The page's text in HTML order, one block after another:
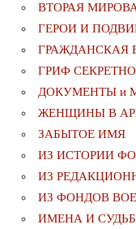
ВТОРАЯ
ГЕРОИ И
ГРАЖДАНСКАЯ
ГРИФ
ДОКУМЕНТЫ и
ЖЕНЩИНЫ В
ЗАБЫТОЕ ИМЯ
ИЗ ИСТОРИИ
ИЗ
ИЗ ФОНДОВ
ИМЕНА И